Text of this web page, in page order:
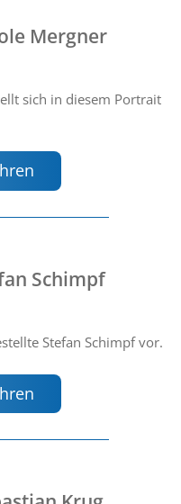
Mergner
sich in diesem Portrait
Schimpf
Stefan Schimpf vor.